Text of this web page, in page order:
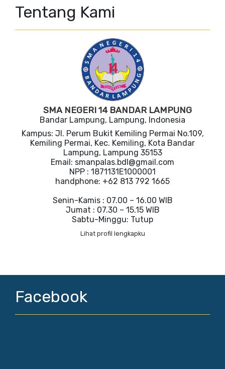
Tentang Kami
SMA NEGERI 14 BANDAR LAMPUNG
Bandar Lampung, Lampung, Indonesia
Kampus: Jl. Perum Bukit Kemiling Permai No.109,
Kemiling Permai, Kec. Kemiling, Kota Bandar
Lampung, Lampung 35153
Email: smanpalas.bdl@gmail.com
NPP : 1871131E1000001
handphone: +62 813 792 1665
Senin-Kamis : 07.00 – 16.00 WIB
Jumat : 07.30 – 15.15 WIB
Sabtu-Minggu: Tutup
Lihat profil lengkapku
Facebook